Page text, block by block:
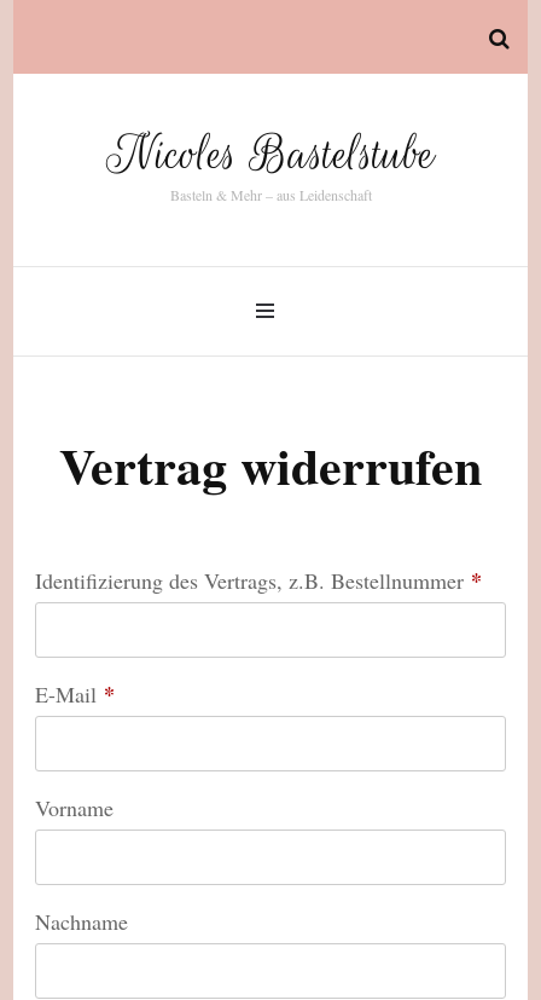
Nicoles Bastelstube
Basteln & Mehr – aus Leidenschaft
Vertrag widerrufen
Identifizierung des Vertrags, z.B. Bestellnummer *
E-Mail *
E-
(wiederholen)*
Vorname
Nachname